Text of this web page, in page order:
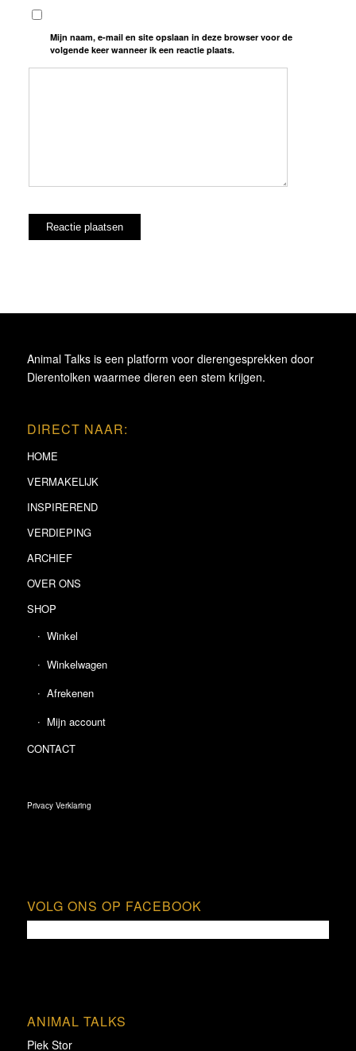
Mijn naam, e-mail en site opslaan in deze browser voor de
volgende keer wanneer ik een reactie plaats.
Animal Talks is een platform voor dierengesprekken door
Dierentolken waarmee dieren een stem krijgen.
DIRECT NAAR:
HOME
VERMAKELIJK
INSPIREREND
VERDIEPING
ARCHIEF
OVER ONS
SHOP
Winkel
Winkelwagen
Afrekenen
Mijn account
CONTACT
Privacy Verklaring
VOLG ONS OP FACEBOOK
ANIMAL TALKS
Piek Stor